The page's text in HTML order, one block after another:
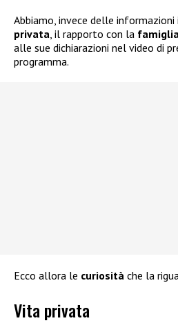
Abbiamo, invece delle informazioni
privata , il rapporto con la famiglia
alle sue dichiarazioni nel video di
programma.
Ecco allora le curiosità che la
Vita privata